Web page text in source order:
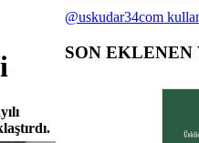
@uskudar34com
SON